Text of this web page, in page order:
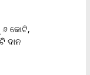
୬ କୋଟି,
ଦାନ